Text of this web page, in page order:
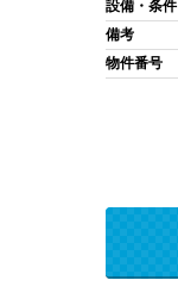
設備・条件
備考
物件番号